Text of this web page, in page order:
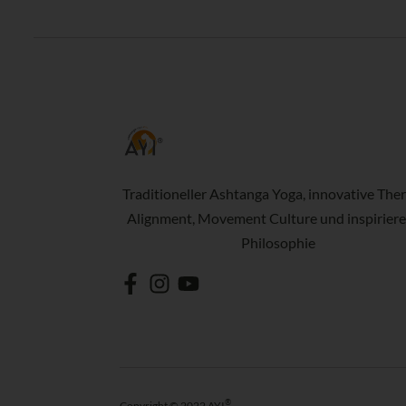
Traditioneller Ashtanga Yoga, innovative
Alignment, Movement Culture und
Philosophie
®